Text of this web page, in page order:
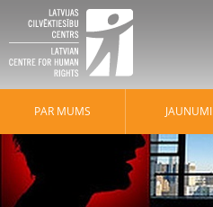
PAR MUMS JAUNUMI